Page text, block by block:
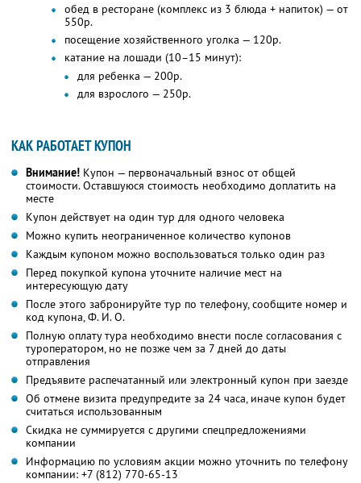
обед в ресторане (комплекс из 3 блюда + напиток) — от
550р.
посещение хозяйственного уголка — 120р.
катание на лошади (10–15 минут):
для ребенка — 200р.
для взрослого — 250р.
КАК РАБОТАЕТ КУПОН
Внимание! Купон — первоначальный взнос от общей
стоимости. Оставшуюся стоимость необходимо доплатить на
месте
Купон действует на один тур для одного человека
Можно купить неограниченное количество купонов
Каждым купоном можно воспользоваться только один раз
Перед покупкой купона уточните наличие мест на
интересующую дату
После этого забронируйте тур по телефону, сообщите номер и
код купона,Ф. И. О.
Полную оплату тура необходимо внести после согласования с
туроператором, но не позже чем за 7 дней до даты
отправления
Предъявите распечатанный или электронный купон при заезде
Об отмене визита предупредите за 24 часа, иначе купон будет
считаться использованным
Скидка не суммируется с другими спецпредложениями
компании
Информацию по условиям акции можно уточнить по телефону
компании: +7 (812) 770-65-13